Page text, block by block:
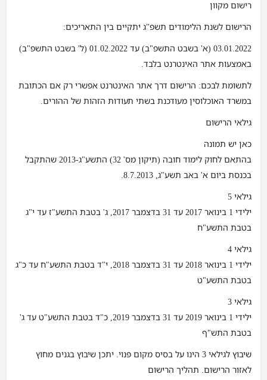
רישום מקוון
הרישום לשנת הלימודים תשפ"ג יתקיים בין התאריכים:
03.01.2022 (א' בשבט התשפ"ב) עד 01.02.2022 (ל' בשבט התשפ"ב)
באמצעות אתר האינטרנט בלבד.
לתשומת לבכם: הרישום דרך אתר האינטרנט אפשרי רק אם הכתובת
במשרד האוכלוסין מעודכנת בשתי תעודות הזהות של ההורים.
גילאי הרישום
כאן יש תמונה
בהתאם לחוק לימוד חובה (תיקון מס' 32) התשע"ג-2013 שהתקבל
בכנסת ביום א' באב תשע"ג, 8.7.2013.
גילאי 5
ילידי 1 בינואר 2017 עד 31 בדצמבר 2017, ג' בטבת התשע"ז עד י"ג
בטבת התשע"ח
גילאי 4
ילידי 1 בינואר 2018 עד 31 בדצמבר 2018, י"ד בטבת התשע"ח עד כ"ג
בטבת התשע"ט
גילאי 3
ילידי 1 בינואר 2019 עד 31 בדצמבר 2019, כ"ד בטבת התשע"ט עד ג'
בטבת התש"ף
שיבוץ לגילאי 3 הינו על בסיס מקום פנוי. יתכן שיבוץ בגנים מחוץ
לאזור הרישום. תהליך הרישום